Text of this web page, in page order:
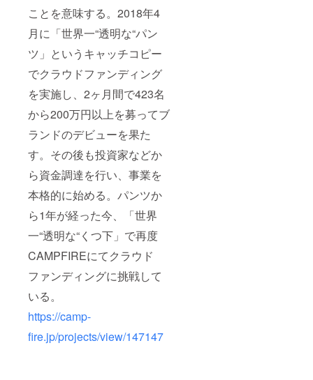
ことを意味する。2018年4
月に「世界一“透明な“パン
ツ」というキャッチコピー
でクラウドファンディング
を実施し、2ヶ月間で423名
から200万円以上を募ってブ
ランドのデビューを果た
す。その後も投資家などか
ら資金調達を行い、事業を
本格的に始める。パンツか
ら1年が経った今、「世界
一“透明な“くつ下」で再度
CAMPFIREにてクラウド
ファンディングに挑戦して
いる。
https://camp-
fire.jp/projects/view/147147